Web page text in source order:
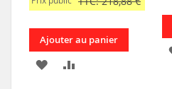
Ajouter au panier
AJOUTER